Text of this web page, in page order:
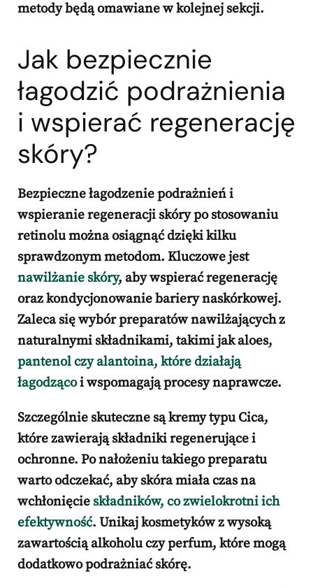
metody będą omawiane w kolejnej sekcji.
Jak bezpiecznie
łagodzić podrażnienia
i wspierać regenerację
skóry?
Bezpieczne łagodzenie podrażnień i
wspieranie regeneracji skórypo stosowaniu
retinolu można osiągnąć dzięki kilku
sprawdzonym metodom. Kluczowe jest
nawilżanie skóry, aby wspieraćregenerację
oraz kondycjonowanie bariery naskórkowej.
Zaleca się wybór preparatównawilżającychz
naturalnymi składnikami, takimi jak aloes,
pantenol czy alantoina, które działają
łagodzącoi wspomagają procesy naprawcze.
Szczególnie skuteczne sąkremy typu Cica,
które zawierają składniki regenerujące i
ochronne. Po nałożeniu takiego preparatu
warto odczekać, aby skóra miała czas na
wchłonięcieskładników, co zwielokrotni ich
efektywność. Unikaj kosmetyków z wysoką
zawartością alkoholu czy perfum, które mogą
dodatkowo podrażniać skórę.